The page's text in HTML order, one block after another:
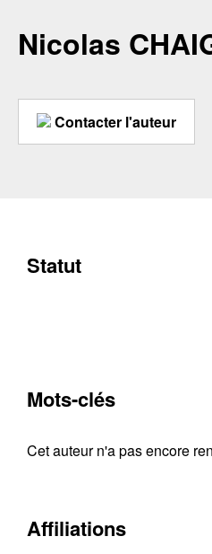
Nicolas
Contacter l'auteur
Statut
Mots-clés
Cet auteur n'a pas encore
Affiliations